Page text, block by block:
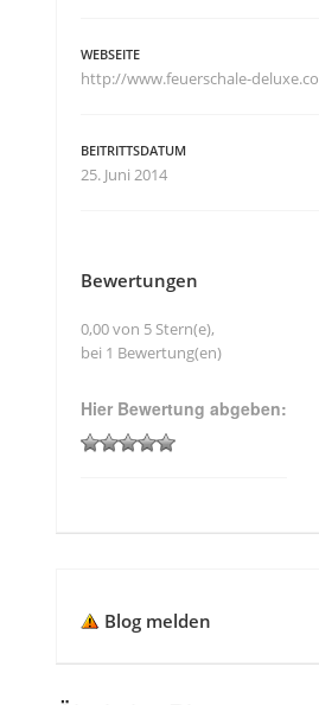
WEBSEITE
http://www.feuerschale-
BEITRITTSDATUM
25. Juni 2014
Bewertungen
0,00 von 5 Stern(e),
bei 1 Bewertung(en)
Hier Bewertung abgeben:
Blog melden